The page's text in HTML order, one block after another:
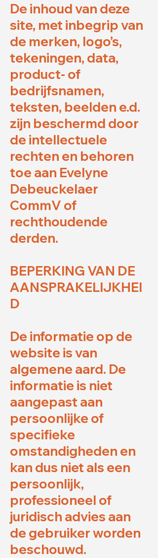
De inhoud van deze
site, met inbegrip van
de merken, logo’s,
tekeningen, data,
product- of
bedrijfsnamen,
teksten, beelden e.d.
zijn beschermd door
de intellectuele
rechten en behoren
toe aan Evelyne
Debeuckelaer
CommV of
rechthoudende
derden.
BEPERKING VAN DE
AANSPRAKELIJKHEI
D
De informatie op de
website is van
algemene aard. De
informatie is niet
aangepast aan
persoonlijke of
specifieke
omstandigheden en
kan dus niet als een
persoonlijk,
professioneel of
juridisch advies aan
de gebruiker worden
beschouwd.